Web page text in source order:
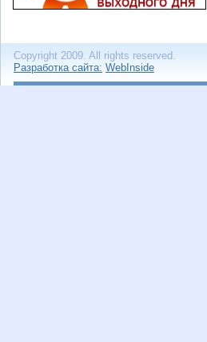
Copyright 2009. All rights reserved.
Разработка сайта: WebInside